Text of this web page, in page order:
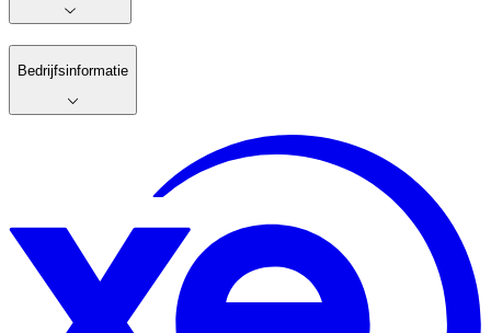
Bedrijfsinformatie